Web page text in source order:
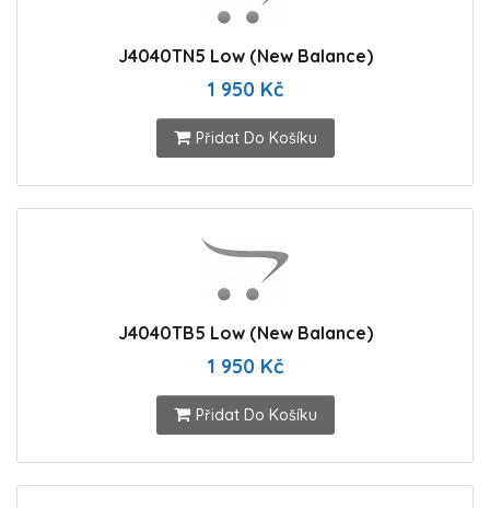
J4040TN5 Low (New Balance)
1 950 Kč
Přidat Do Košíku
J4040TB5 Low (New Balance)
1 950 Kč
Přidat Do Košíku